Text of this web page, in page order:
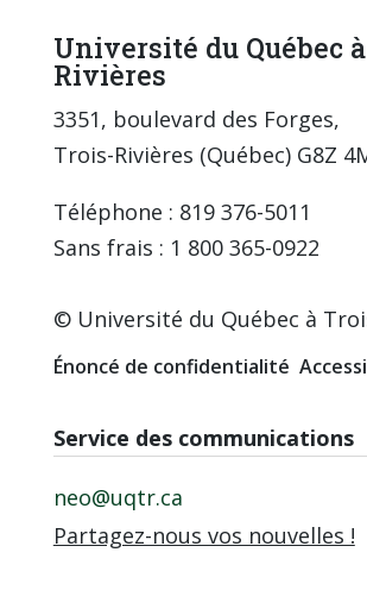
Université du Québec
Rivières
3351, boulevard des Forges,
Trois-Rivières (Québec) G8Z
Téléphone : 819 376-5011
Sans frais : 1 800 365-0922
© Université du Québec à
Énoncé de confidentialité
Service des communications
neo@uqtr.ca
Partagez-nous vos nouvelles !